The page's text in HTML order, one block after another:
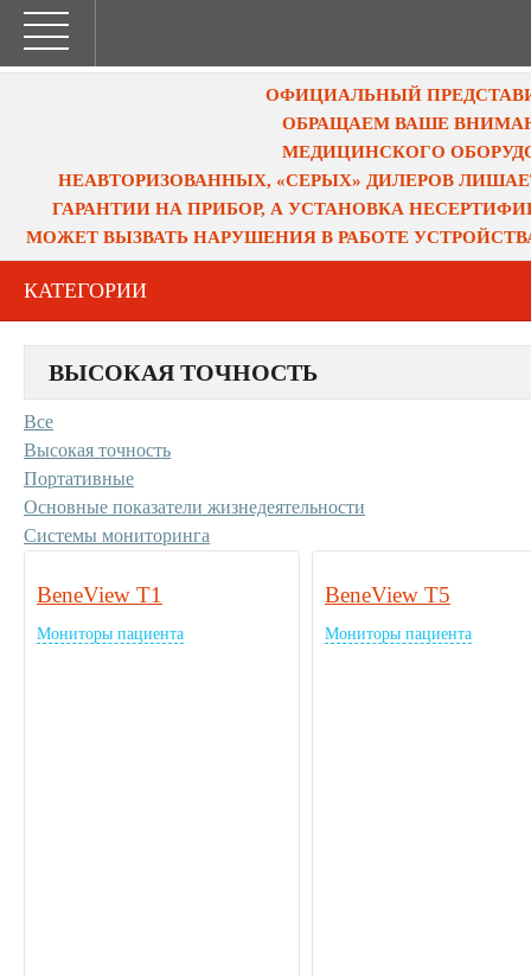
ОФИЦИАЛЬНЫЙ
ОБРАЩАЕМ ВАШЕ
МЕДИЦИНСКОГО
НЕАВТОРИЗОВАННЫХ, «СЕРЫХ» ДИЛЕРОВ
ГАРАНТИИ НА ПРИБОР, А УСТАНОВКА
МОЖЕТ ВЫЗВАТЬ НАРУШЕНИЯ В РАБОТЕ
КАТЕГОРИИ
ВЫСОКАЯ ТОЧНОСТЬ
Все
Высокая точность
Портативные
Основные показатели жизнедеятельности
Системы мониторинга
BeneView T1
Мониторы пациента
BeneView T5
Мониторы пациента